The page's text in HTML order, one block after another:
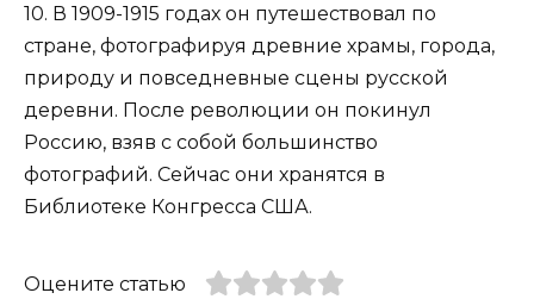
10. В 1909-1915 годах он путешествовал по
стране, фотографируя древние храмы, города,
природу и повседневные сцены русской
деревни. После революции он покинул
Россию, взяв с собой большинство
фотографий. Сейчас они хранятся в
Библиотеке Конгресса США.
Оцените статью